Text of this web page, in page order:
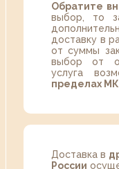
Обратите
выбор, то
доставку в
от суммы
выбор от
услуга
пределах
Доставка в
России